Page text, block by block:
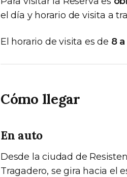
el día y horario de visita a
El horario de visita es de 8
Cómo llegar
En auto
Desde la ciudad de
Tragadero, se gira hacia el